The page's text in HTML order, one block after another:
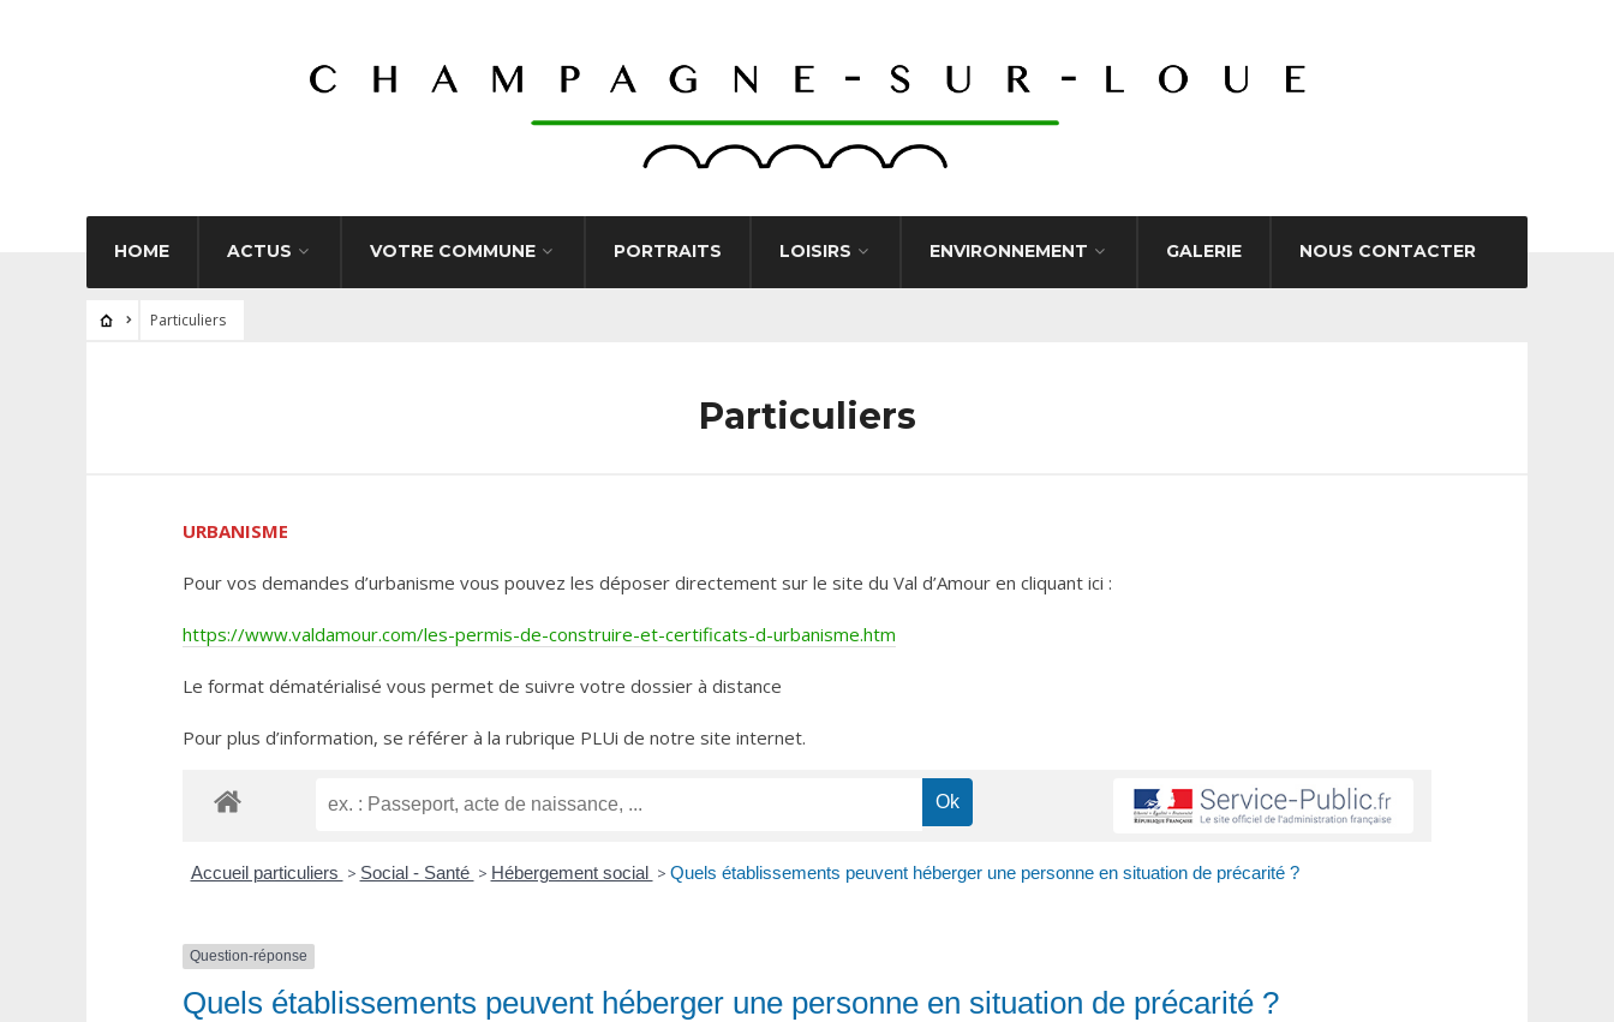
HOME ACTUS VOTRE COMMUNE PORTRAITS LOISIRS ENVIRONNEMENT GALERIE NOUS CONTACTER
Particuliers
Particuliers
URBANISME
Pour vos demandes d’urbanisme vous pouvez les déposer directement sur le site du Val d’Amour en cliquant ici :
https://www.valdamour.com/les-permis-de-construire-et-certificats-d-urbanisme.htm
Le format dématérialisé vous permet de suivre votre dossier à distance
Pour plus d’information, se référer à la rubrique PLUi de notre site internet.
Accueil particuliers > Social - Santé > Hébergement social > Quels établissements peuvent héberger une personne en situation de précarité ?
Question-réponse
Quels établissements peuvent héberger une personne en situation de précarité ?